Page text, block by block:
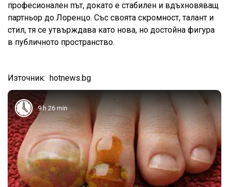
професионален път, докато е стабилен и вдъхновяващ
партньор до Лоренцо. Със своята скромност, талант и
стил, тя се утвърждава като нова, но достойна фигура
в публичното пространство.
Източник: hotnews.bg
9 h 26 min